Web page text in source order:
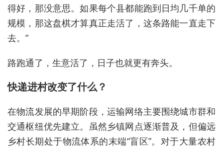
得好，那没意思。如果每个县都能跑到日均几千单的
规模，那这盘棋才算真正走活了，这条路能一直走下
去。”
路跑通了，生意活了，日子也就更有奔头。
快递进村改变了什么？
在物流发展的早期阶段，运输网络主要围绕城市群和
交通枢纽优先建立。虽然乡镇网点逐渐普及，但偏远
乡村长期处于物流体系的末端“盲区”。对于大量农村